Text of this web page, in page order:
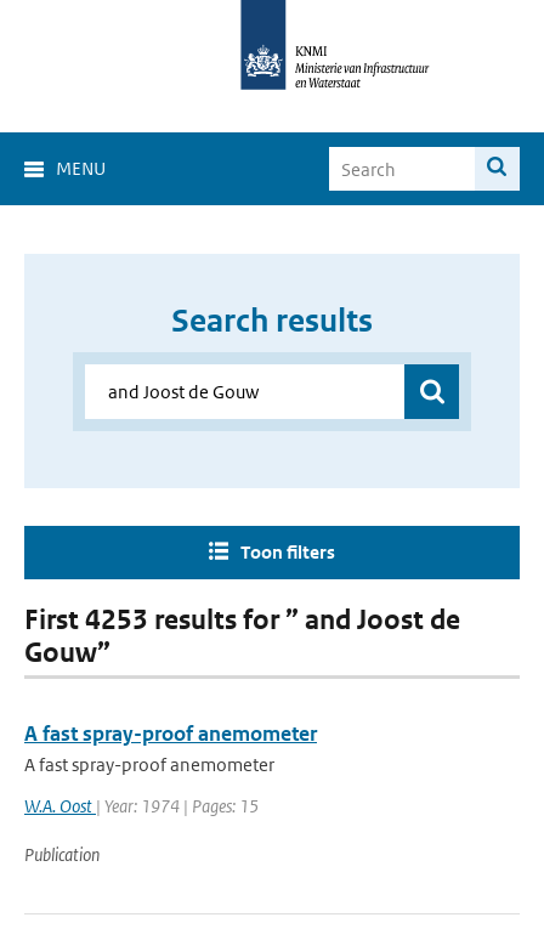
MENU
Search results
Toon filters
First 4253 results for ” and Joost de
Gouw”
A fast spray-proof anemometer
A fast spray-proof anemometer
W.A. Oost | Year: 1974 | Pages: 15
Publication